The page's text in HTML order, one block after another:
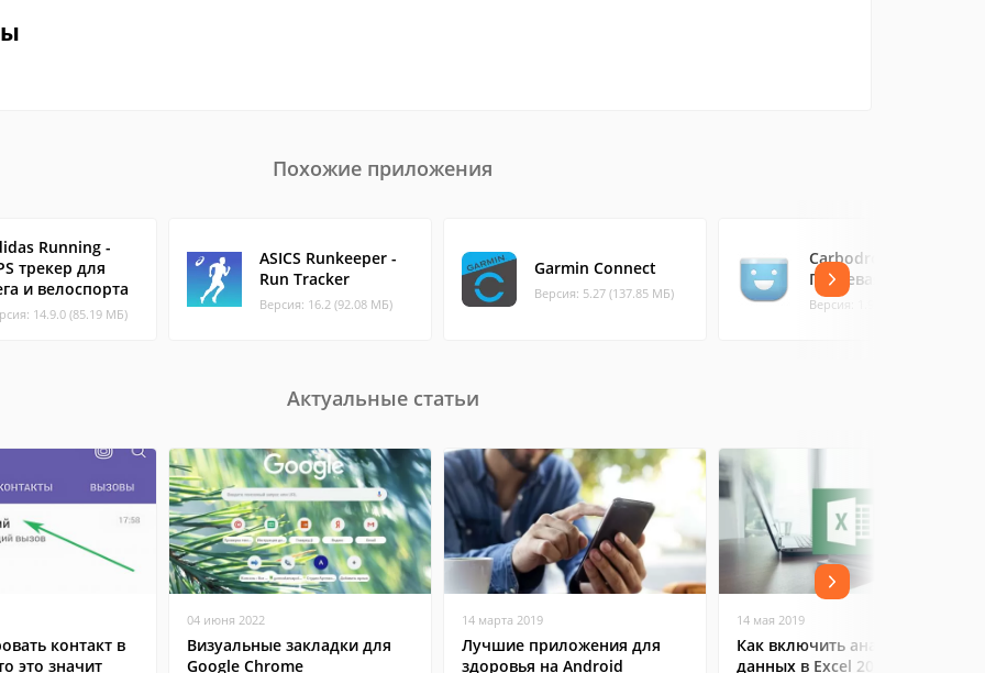
Похожие приложения
Running -
трекер для
и велоспорта
14.9.0 (85.19 МБ)
ASICS Runkeeper -
Run Tracker
Версия: 16.2 (92.08 МБ)
Garmin Connect
Версия: 5.27 (137.85 МБ)
Carbodroid -
Питьевая вода
Версия: 1.9.7 (0.96 МБ)
Актуальные статьи
контакт в
это значит
04 июня 2022
Визуальные закладки для
Google Chrome
14 марта 2019
Лучшие приложения для
здоровья на Android
14 мая 2019
Как включить анализ
данных в Excel 2010, 2007,